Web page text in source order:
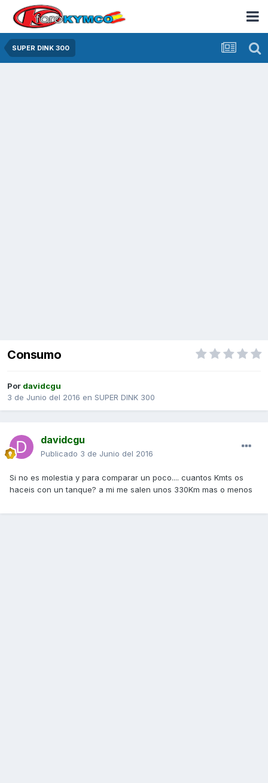
SUPER DINK 300
Consumo
Por davidcgu
3 de Junio del 2016 en SUPER DINK 300
davidcgu
Publicado 3 de Junio del 2016
Si no es molestia y para comparar un poco.... cuantos Kmts os
haceis con un tanque? a mi me salen unos 330Km mas o menos